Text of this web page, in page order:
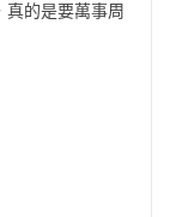
真的是要萬事周